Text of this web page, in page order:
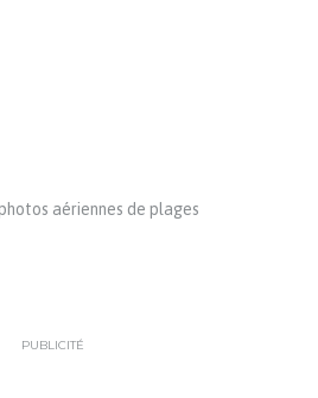
aériennes de plages
PUBLICITÉ